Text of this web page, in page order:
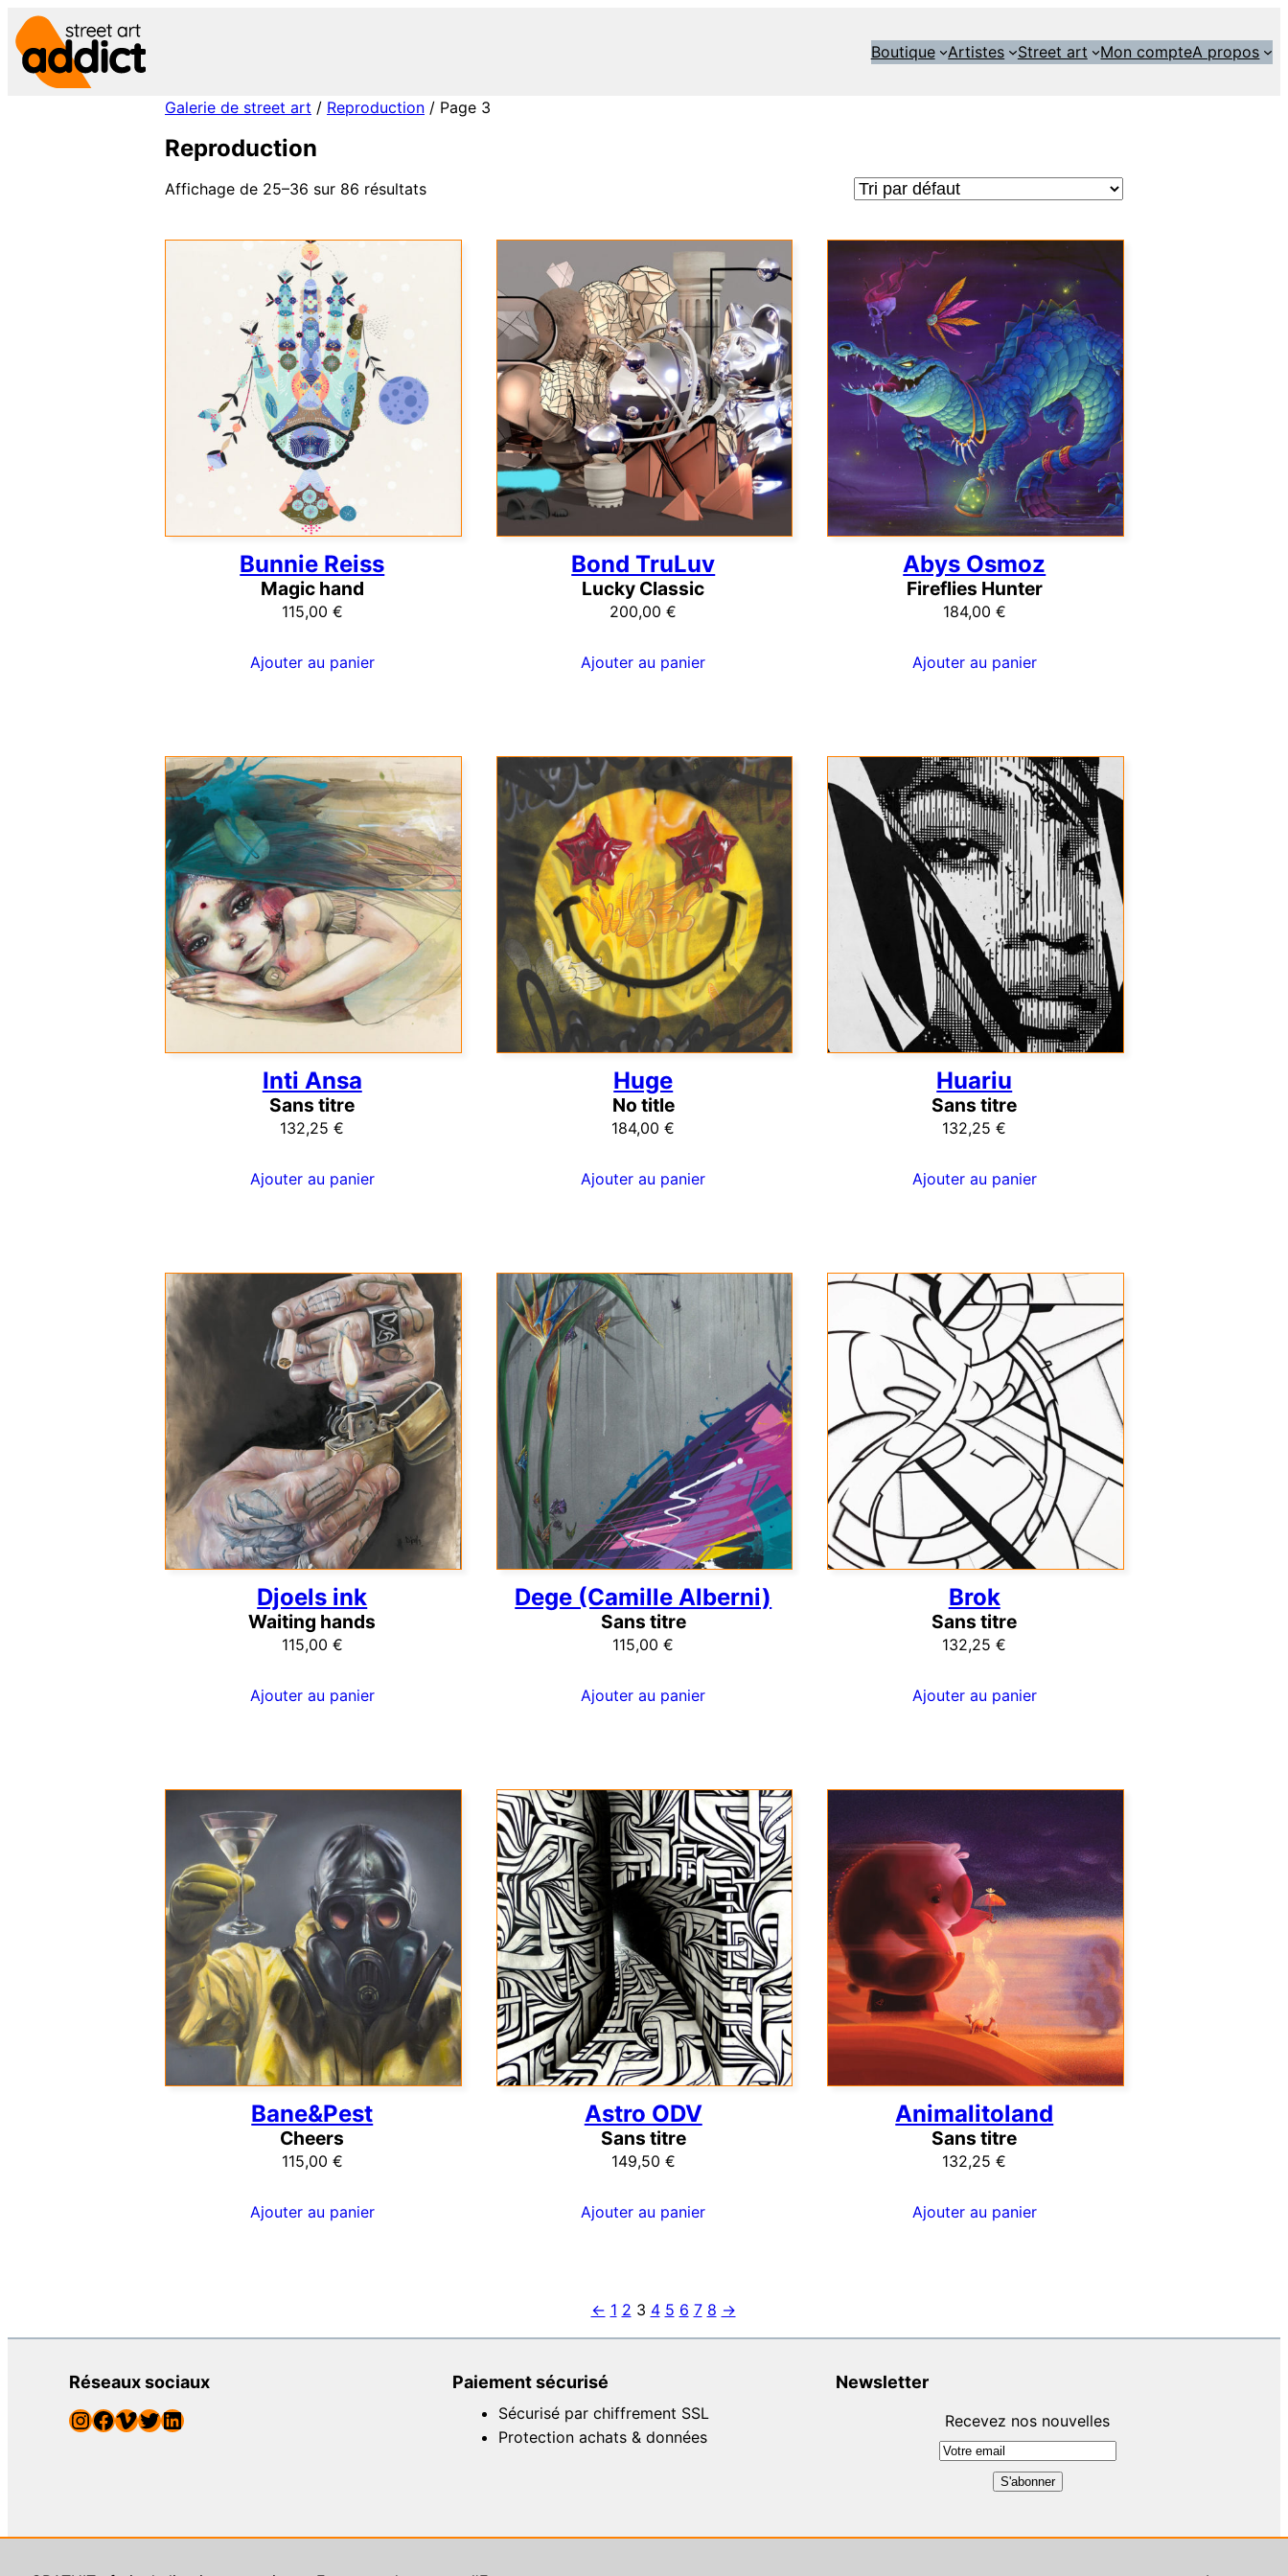
Aller
au
contenu
Boutique Artistes Street art Mon compteA propos
Galerie de street art / Reproduction / Page 3
Reproduction
Affichage de 25–36 sur 86 résultats
Bunnie Reiss
Magic hand
115,00 €
Ajouter au panier
Bond TruLuv
Lucky Classic
200,00€
Ajouter au panier
Abys Osmoz
Fireflies Hunter
184,00 €
Ajouter au panier
Inti Ansa
Sans titre
132,25€
Ajouter au panier
Huge
No title
184,00€
Ajouter au panier
Huariu
Sans titre
132,25€
Ajouter au panier
Djoels ink
Waiting hands
115,00 €
Ajouter au panier
Dege (Camille Alberni)
Sans titre
115,00€
Ajouter au panier
Brok
Sans titre
132,25€
Ajouter au panier
Bane&Pest
Cheers
115,00 €
Ajouter au panier
Astro ODV
Sans titre
149,50 €
Ajouter au panier
Animalitoland
Sans titre
132,25€
Ajouter au panier
← 1 2 3 4 5 6 7 8 →
Réseaux sociaux
InstagramFacebook Vimeo Twitter LinkedIn
Paiement sécurisé
Sécurisé par chiffrement SSL
Protection achats & données
Newsletter
Recevez nos nouvelles